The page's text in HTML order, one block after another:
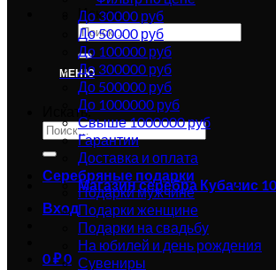
Искать:
МЕНЮ
Искать:
Магазин серебра Кубачис
Вход
0₽0
До 30000 руб
До 50000 руб
До 100000 руб
До 300000 руб
До 500000 руб
До 1000000 руб
Свыше 1000000 руб
Гарантии
Доставка и оплата
Серебряные подарки
Подарки мужчине
Подарки женщине
Подарки на свадьбу
На юбилей и день рождения
Сувениры